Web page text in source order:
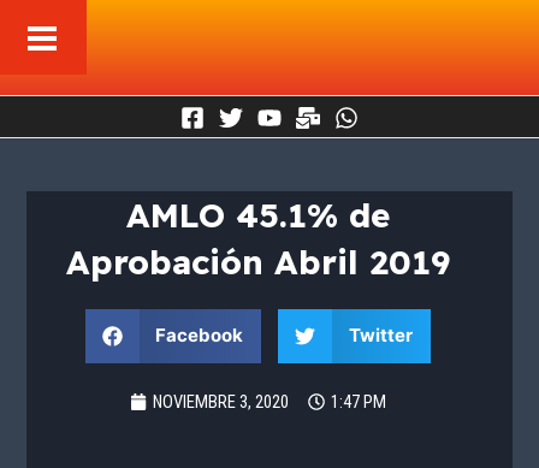
contenido
AMLO 45.1% de
Aprobación Abril 2019
Facebook Twitter
NOVIEMBRE 3, 2020 1:47 PM